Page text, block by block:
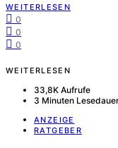
WEITERLESEN
0
0
0
WEITERLESEN
33,8K Aufrufe
3 Minuten
ANZEIGE
RATGEBER